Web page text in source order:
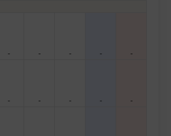
- - - - -
- - - - -